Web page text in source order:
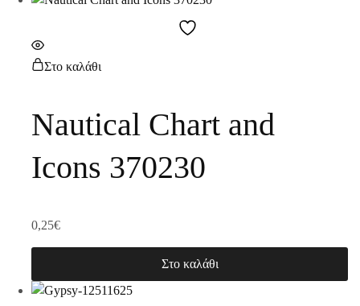
Στο καλάθι
Nautical Chart and
Icons 370230
0,25€
Στο καλάθι